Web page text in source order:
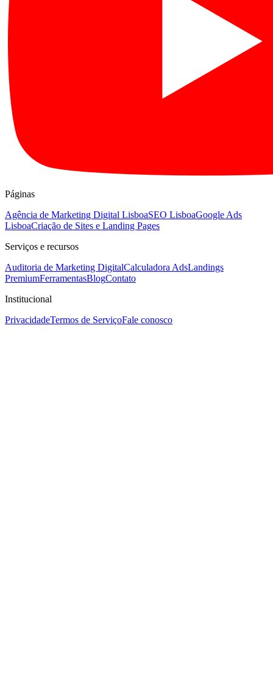
Páginas
Agência de Marketing Digital LisboaSEO LisboaGoogle Ads
LisboaCriação de Sites e Landing Pages
Serviços e recursos
Auditoria de Marketing DigitalCalculadora AdsLandings
PremiumFerramentasBlogContato
Institucional
PrivacidadeTermos de ServiçoFale conosco